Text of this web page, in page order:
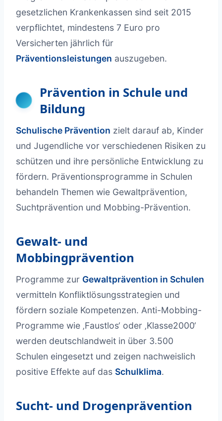
gesetzlichen Krankenkassen sind seit 2015
verpflichtet, mindestens 7 Euro pro
Versicherten jährlich für
Präventionsleistungen auszugeben.
Prävention in Schule und
Bildung
Schulische Prävention zielt darauf ab, Kinder
und Jugendliche vor verschiedenen Risiken zu
schützen und ihre persönliche Entwicklung zu
fördern. Präventionsprogramme in Schulen
behandeln Themen wie Gewaltprävention,
Suchtprävention und Mobbing-Prävention.
Gewalt- und
Mobbingprävention
Programme zur Gewaltprävention in Schulen
vermitteln Konfliktlösungsstrategien und
fördern soziale Kompetenzen. Anti-Mobbing-
Programme wie ‚Faustlos‘ oder ‚Klasse2000‘
werden deutschlandweit in über 3.500
Schulen eingesetzt und zeigen nachweislich
positive Effekte auf das Schulklima.
Sucht- und Drogenprävention